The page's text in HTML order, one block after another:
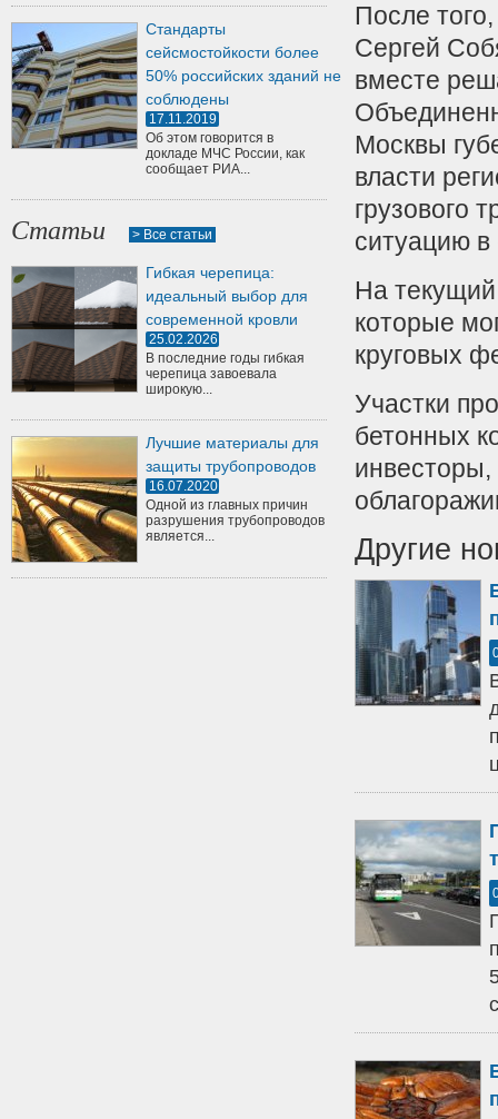
Стандарты
сейсмостойкости более
50% российских зданий не
соблюдены
17.11.2019
Об этом говорится в
докладе МЧС России, как
сообщает РИА...
Статьи > Все статьи
Гибкая черепица:
идеальный выбор для
современной кровли
25.02.2026
В последние годы гибкая
черепица завоевала
широкую...
Лучшие материалы для
защиты трубопроводов
16.07.2020
Одной из главных причин
разрушения трубопроводов
является...
После
Сергей
вместе
Москвы
власти
грузового
ситуацию в
На
которые
круговых
Участки
бетонных
инвесторы,
Другие